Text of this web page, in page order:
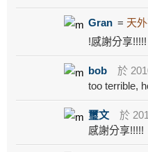
Gran = 天
!感謝分享!!!!!
bob
於
too terrible,
璽文
於
感謝分享!!!!!